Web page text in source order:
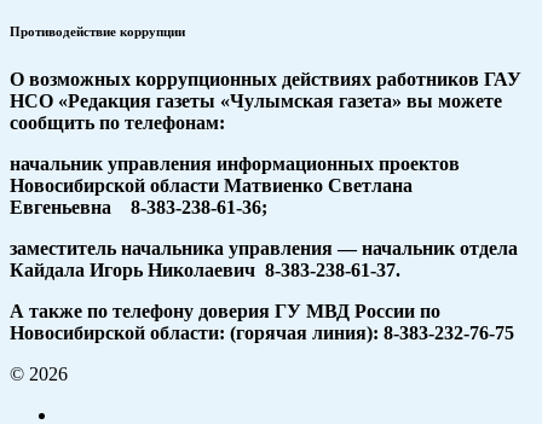
Противодействие коррупции
О возможных коррупционных действиях работников ГАУ
НСО «Редакция газеты «Чулымская газета» вы можете
сообщить по телефонам:
начальник управления информационных проектов
Новосибирской области Матвиенко Светлана
Евгеньевна 8-383-238-61-36;
заместитель начальника управления — начальник отдела
Кайдала Игорь Николаевич 8-383-238-61-37.
А также по телефону доверия ГУ МВД России по
Новосибирской области: (горячая линия): 8-383-232-76-75
© 2026